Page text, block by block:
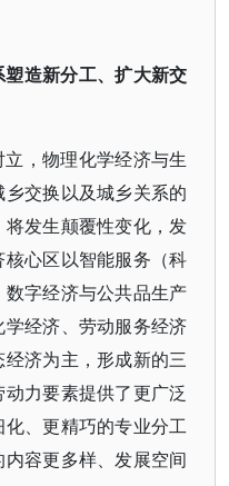
造新分工、扩大新交
，物理化学经济与生
交换以及城乡关系的
发生颠覆性变化，发
心区以智能服务（科
字经济与公共品生产
经济、劳动服务经济
济为主，形成新的三
力要素提供了更广泛
、更精巧的专业分工
容更多样、发展空间